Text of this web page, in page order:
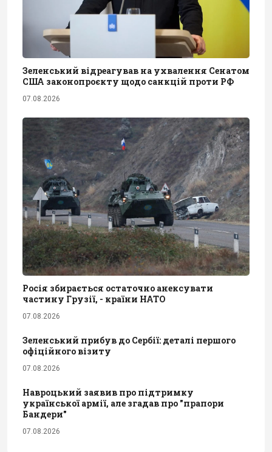
Зеленський відреагував на ухвалення Сенатом
США законопроєкту щодо санкцій проти РФ
07.08.2026
Росія збирається остаточно анексувати
частину Грузії, - країни НАТО
07.08.2026
Зеленський прибув до Сербії: деталі першого
офіційного візиту
07.08.2026
Навроцький заявив про підтримку
української армії, але згадав про "прапори
Бандери"
07.08.2026